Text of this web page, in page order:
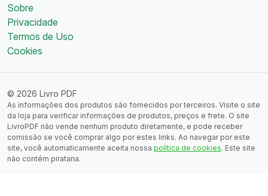
Sobre
Privacidade
Termos de Uso
Cookies
© 2026 Livro PDF
As informações dos produtos são fornecidos por terceiros. Visite o site
da loja para verificar informações de produtos, preços e frete. O site
LivroPDF não vende nenhum produto diretamente, e pode receber
comissão se você comprar algo por estes links. Ao navegar por este
site, você automaticamente aceita nossa política de cookies. Este site
não contém pirataria.